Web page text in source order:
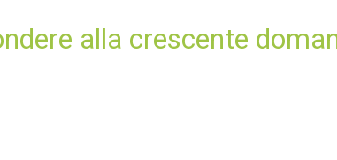
alla crescente